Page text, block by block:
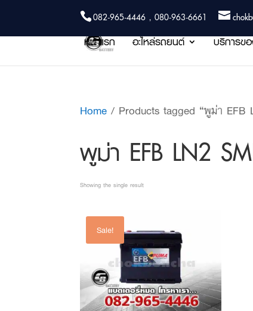
082-965-4446 , 080-963-6661
หน้าแรก อะไหล่รถยนต์ บริการขอ
Home / Products tagged “พูม่า EFB
พูม่า EFB LN2
Showing the single result
Sale!